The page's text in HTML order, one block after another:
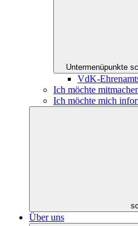
Untermenüpunkte
VdK-
Ich möchte
Ich möchte mich
Über uns